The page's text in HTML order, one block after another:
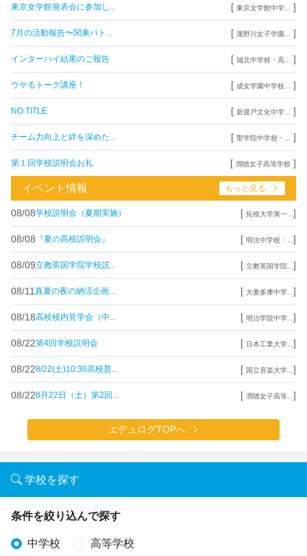
東京女学館発表会に参加し... [ 東京女学館中学... ]
7月の活動報告〜関東バト... [ 瀧野川女子学園... ]
インターハイ結果のご報告 [ 城北中学校・高... ]
ウケるトーク講座！ [ 成女学園中学校... ]
NO TITLE [ 新渡戸文化中学... ]
チーム力向上と絆を深めた... [ 聖学院中学校・... ]
第１回学校説明会お礼 [ 潤徳女子高等学校 ]
イベント情報 もっと見る
08/08学校説明会（夏期実施） [ 拓殖大学第一... ]
08/08 『夏の高校説明会』 [ 明法中学校・... ]
08/09立教英国学院学校説... [ 立教英国学院... ]
08/11 真夏の夜の納涼企画... [ 大妻多摩中学... ]
08/18高校校内見学会（中... [ 明治学院中学... ]
08/22第4回学校説明会 [ 日本工業大学... ]
08/228/22(土)10:30高校普... [ 国立音楽大学... ]
08/228月22日（土）第2回... [ 潤徳女子高等... ]
エデュログTOPへ
学校を探す
条件を絞り込んで探す
中学校 高等学校